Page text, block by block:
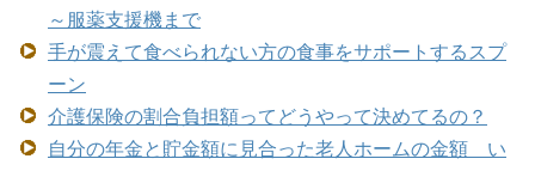
～服薬支援機まで
手が震えて食べられない方の食事をサポートするスプ
ーン
介護保険の割合負担額ってどうやって決めてるの？
自分の年金と貯金額に見合った老人ホームの金額 い